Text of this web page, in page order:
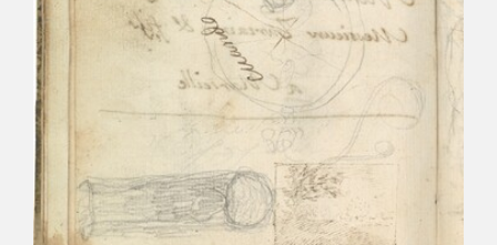
RECURSOS EDUCATIVOS
ARASAAC